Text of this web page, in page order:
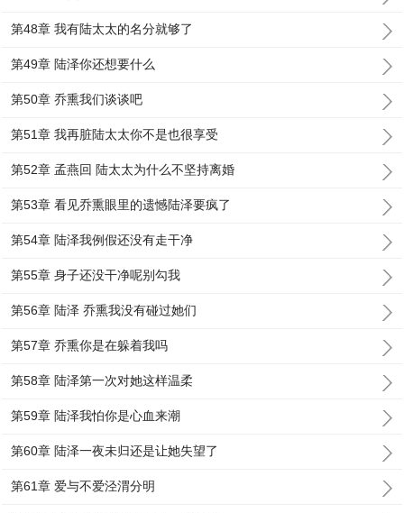
第48章 我有陆太太的名分就够了
第49章 陆泽你还想要什么
第50章 乔熏我们谈谈吧
第51章 我再脏陆太太你不是也很享受
第52章 孟燕回 陆太太为什么不坚持离婚
第53章 看见乔熏眼里的遗憾陆泽要疯了
第54章 陆泽我例假还没有走干净
第55章 身子还没干净呢别勾我
第56章 陆泽 乔熏我没有碰过她们
第57章 乔熏你是在躲着我吗
第58章 陆泽第一次对她这样温柔
第59章 陆泽我怕你是心血来潮
第60章 陆泽一夜未归还是让她失望了
第61章 爱与不爱泾渭分明